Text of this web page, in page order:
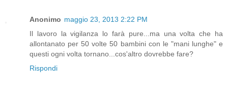
Anonimo maggio 23, 2013 2:22 PM
Il lavoro la vigilanza lo farà pure...ma una volta che ha
allontanato per 50 volte 50 bambini con le "mani lunghe" e
questi ogni volta tornano...cos'altro dovrebbe fare?
Rispondi